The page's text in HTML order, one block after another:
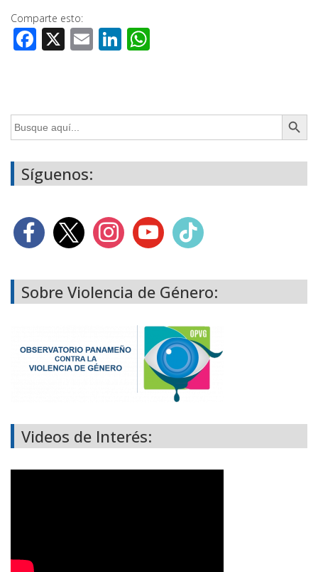
Comparte esto:
Facebook
X EmailLinkedIn
Buscar: Botón de
Síguenos:
Sobre Violencia de Género:
Videos de Interés: